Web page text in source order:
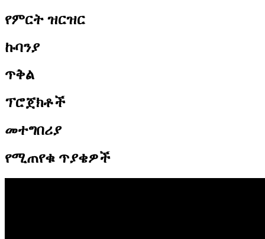
የምርት ዝርዝር
ኩባንያ
ጥቅል
ፕሮጀክቶች
መተግበሪያ
የሚጠየቁ ጥያቄዎች